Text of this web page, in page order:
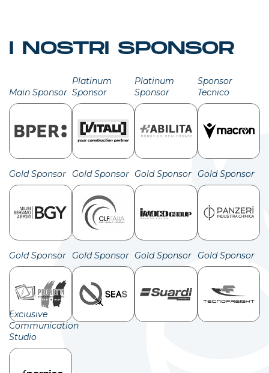
I NOSTRI SPONSOR
Main Sponsor
Platinum
Sponsor
Platinum
Sponsor
Sponsor
Tecnico
Gold Sponsor Gold Sponsor Gold Sponsor Gold Sponsor
Gold Sponsor Gold Sponsor Gold Sponsor Gold Sponsor
Exclusive
Communication
Studio